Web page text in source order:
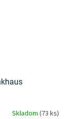
Skladom (73 ks)